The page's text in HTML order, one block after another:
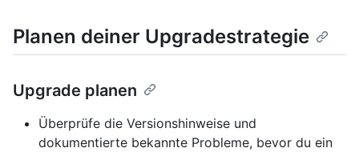
Planen deiner Upgradestrategie
Upgrade planen
Überprüfe die Versionshinweise und
dokumentierte bekannte Probleme, bevor du ein